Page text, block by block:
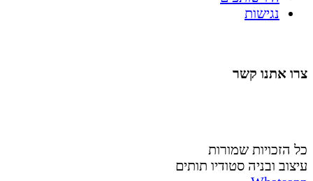
נגישות
צרו אתנו קשר
כל הזכויות שמורות
עיצוב ובניה סטודיו תותים